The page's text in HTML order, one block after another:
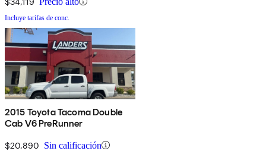
Incluye tarifas de conc.
2015 Toyota Tacoma Double
Cab V6 PreRunner
$20,890 Sin calificación